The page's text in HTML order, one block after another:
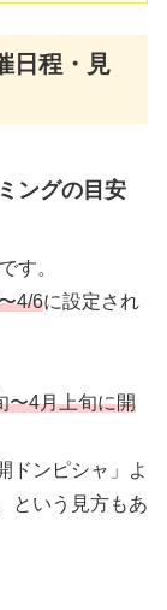
日程・見
ングの目安
す。
4/6に設定され
〜4月上旬に開
ドンピシャ」よ
という見方もあ